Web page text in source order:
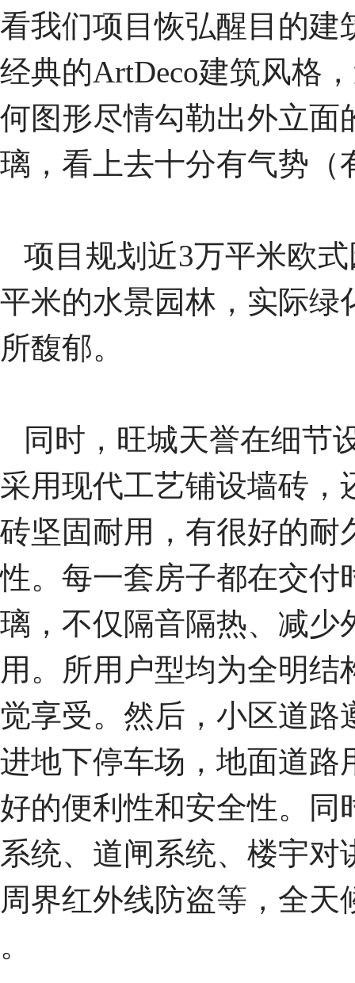
看我们项目恢弘醒目的建
经典的ArtDeco建筑风格
何图形尽情勾勒出外立面
璃，看上去十分有气势（
项目规划近3万平米欧
平米的水景园林，实际绿
所馥郁。
同时，旺城天誉在细节
采用现代工艺铺设墙砖，
砖坚固耐用，有很好的耐
性。每一套房子都在交付
璃，不仅隔音隔热、减少
用。所用户型均为全明
觉享受。然后，小区道路
进地下停车场，地面道路
好的便利性和安全性。同
系统、道闸系统、楼宇
周界红外线防盗等，全
。